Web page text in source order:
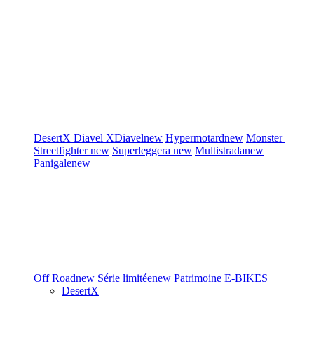
DesertX Diavel XDiavelnew Hypermotardnew Monster
Streetfighternew Superleggera new Multistradanew
Panigalenew
Off Roadnew Série limitéenew Patrimoine E-BIKES
DesertX